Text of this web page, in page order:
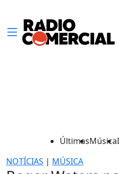
ÚltimasMúsica
NOTÍCIAS | MÚSICA